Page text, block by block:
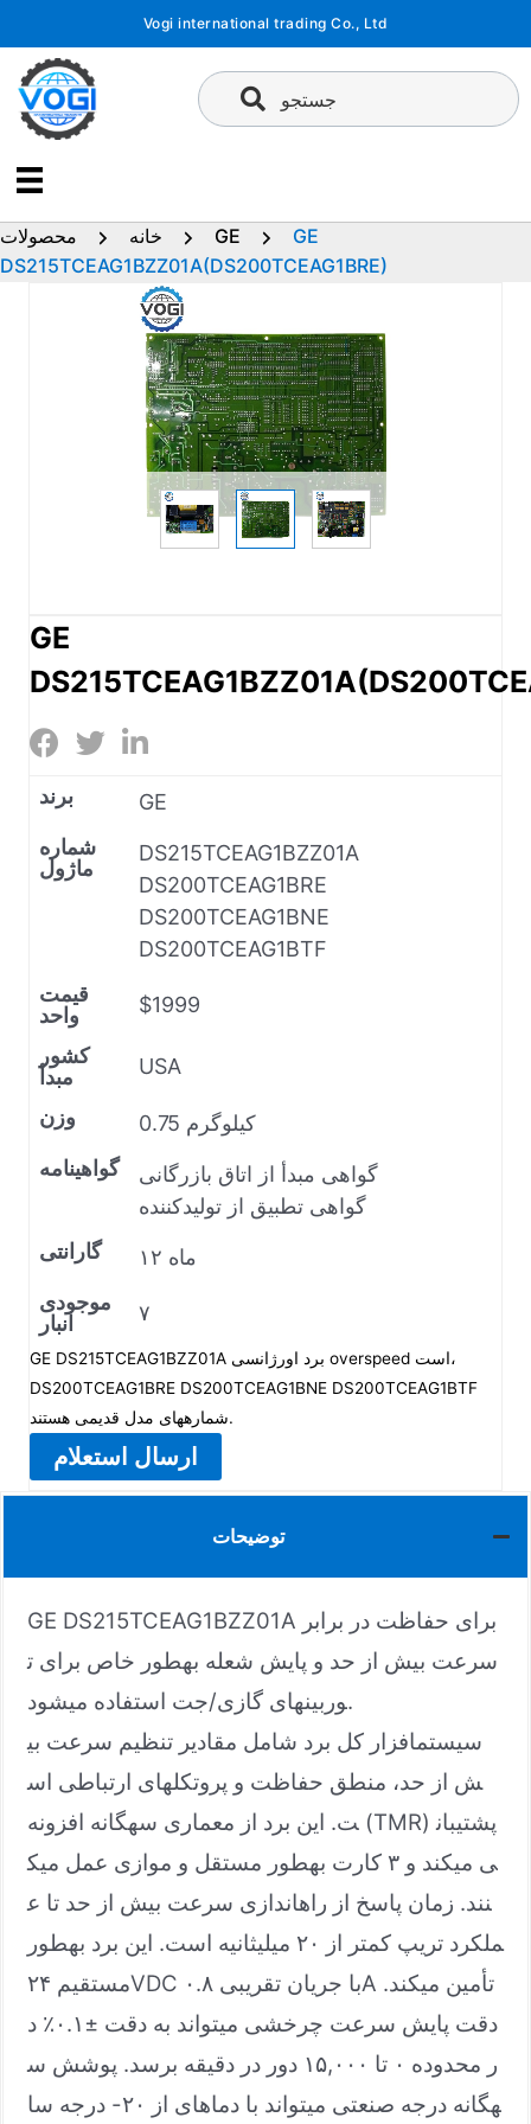
محتوا
Vogi international trading Co., Ltd
جستجو
خانه محصولات GE
GE
DS215TCEAG1BZZ01A(DS200TCEAG1BRE)
GE
برند
GE
شماره
ماژول
DS215TCEAG1BZZ01A
DS200TCEAG1BRE
DS200TCEAG1BNE
DS200TCEAG1BTF
قیمت
واحد
$1999
کشور
مبدأ
USA
وزن
0.75 کیلوگرم
گواهینامه
گواهی مبدأ از اتاق بازرگانی
گواهی تطبیق از تولیدکننده
گارانتی
۱۲ ماه
موجودی
انبار
۷
GE DS215TCEAG1BZZ01A برد اورژانسی overspeed است،
DS200TCEAG1BRE DS200TCEAG1BNE DS200TCEAG1BTF
شمارههای مدل قدیمی هستند.
ارسال استعلام
توضیحات
GE DS215TCEAG1BZZ01A برای حفاظت در برابر
سرعت بیش از حد و پایش شعله بهطور خاص برای ت
وربینهای گازی/جت استفاده میشود.
سیستمافزار کل برد شامل مقادیر تنظیم سرعت بی
ش از حد، منطق حفاظت و پروتکلهای ارتباطی اس
ت. این برد از معماری سهگانه افزونه (TMR) پشتیبان
ی میکند و ۳ کارت بهطور مستقل و موازی عمل میک
نند. زمان پاسخ از راهاندازی سرعت بیش از حد تا ع
ملکرد تریپ کمتر از ۲۰ میلیثانیه است. این برد بهطور
مستقیم ۲۴VDC با جریان تقریبی ۰.۸A تأمین میکند.
دقت پایش سرعت چرخشی میتواند به دقت ±۰.۱٪ د
ر محدوده ۰ تا ۱۵,۰۰۰ دور در دقیقه برسد. پوشش س
هگانه درجه صنعتی میتواند با دماهای از ۲۰- درجه سا